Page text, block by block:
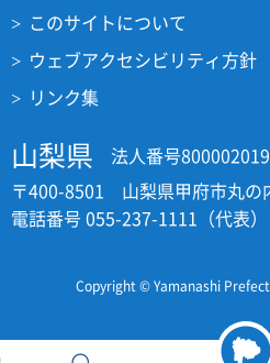
このサイトについて
ウェブアクセシビリティ方針
リンク集
山梨県
法人番号
〒400-8501 山梨県甲府市丸の
電話番号 055-237-1111（代表）
Copyright © Yamanashi